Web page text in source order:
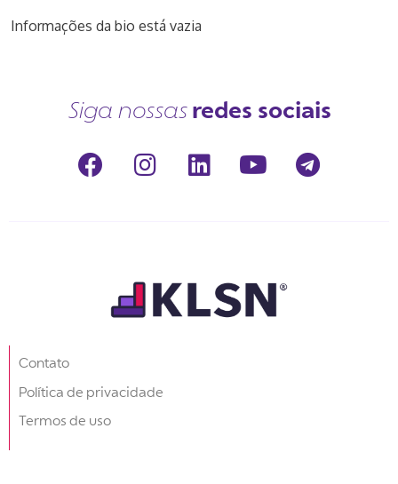
Informações da bio está vazia
Siga nossas redes sociais
Contato
Política de privacidade
Termos de uso